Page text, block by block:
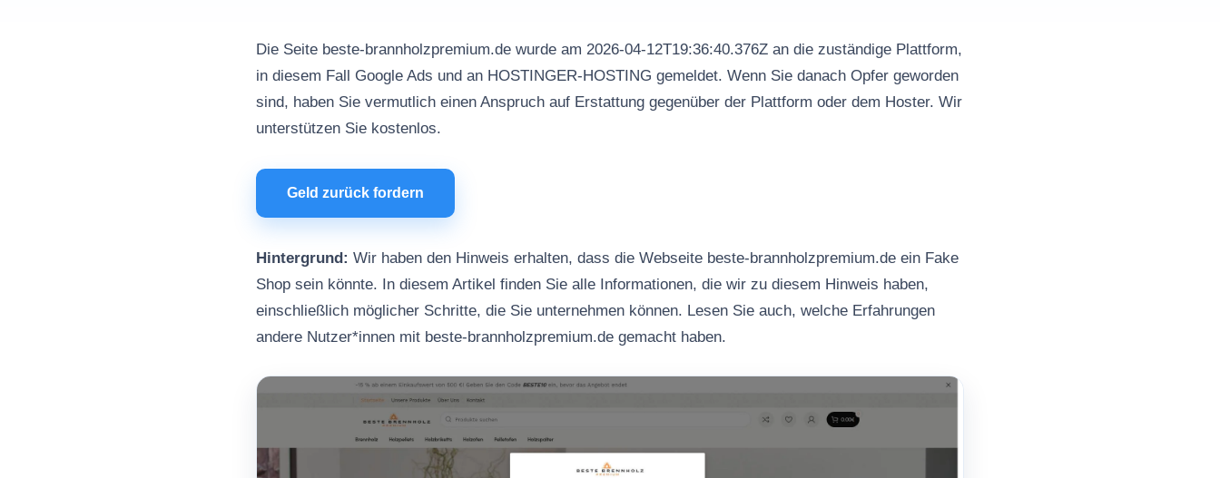
Die Seite beste-brannholzpremium.de wurde am 2026-04-12T19:36:40.376Z an die zuständige Plattform,
in diesem Fall Google Ads und an HOSTINGER-HOSTING gemeldet. Wenn Sie danach Opfer geworden
sind, haben Sie vermutlich einen Anspruch auf Erstattung gegenüber der Plattform oder dem Hoster. Wir
unterstützen Sie kostenlos.
Geld zurück fordern
Hintergrund: Wir haben den Hinweis erhalten, dass die Webseite beste-brannholzpremium.de ein Fake
Shop sein könnte. In diesem Artikel finden Sie alle Informationen, die wir zu diesem Hinweis haben,
einschließlich möglicher Schritte, die Sie unternehmen können. Lesen Sie auch, welche Erfahrungen
andere Nutzer*innen mit beste-brannholzpremium.de gemacht haben.